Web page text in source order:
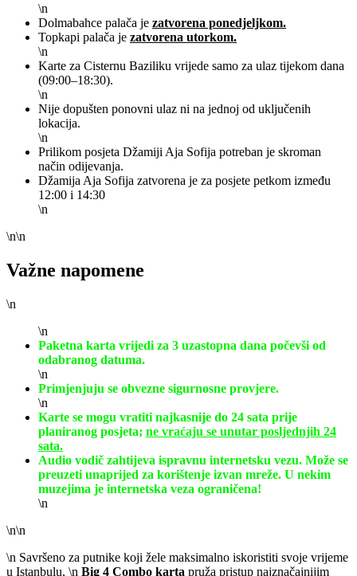
\n
Dolmabahce palača je zatvorena ponedjeljkom.
Topkapi palača je zatvorena utorkom.
\n
Karte za Cisternu Baziliku vrijede samo za ulaz tijekom dana
(09:00–18:30).
\n
Nije dopušten ponovni ulaz ni na jednoj od uključenih
lokacija.
\n
Prilikom posjeta Džamiji Aja Sofija potreban je skroman
način odijevanja.
Džamija Aja Sofija zatvorena je za posjete petkom između
12:00 i 14:30
\n
\n\n
Važne napomene
\n
\n
Paketna karta vrijedi za 3 uzastopna dana počevši od
odabranog datuma.
\n
Primjenjuju se obvezne sigurnosne provjere.
\n
Karte se mogu vratiti najkasnije do 24 sata prije
planiranog posjeta; ne vraćaju se unutar posljednjih 24
sata.
Audio vodič zahtijeva ispravnu internetsku vezu. Može se
preuzeti unaprijed za korištenje izvan mreže. U nekim
muzejima je internetska veza ograničena!
\n
\n\n
\n Savršeno za putnike koji žele maksimalno iskoristiti svoje vrijeme
u Istanbulu, \n Big 4 Combo karta pruža pristup najznačajnijim